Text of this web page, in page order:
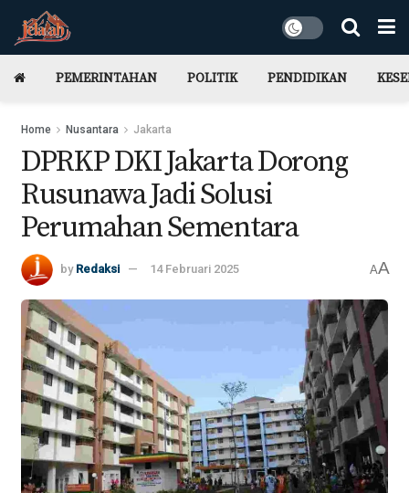
PEMERINTAHAN POLITIK PENDIDIKAN
Home Nusantara Jakarta
DPRKP DKI Jakarta Dorong
Rusunawa Jadi Solusi
Perumahan Sementara
by Redaksi 14 Februari 2025 AA